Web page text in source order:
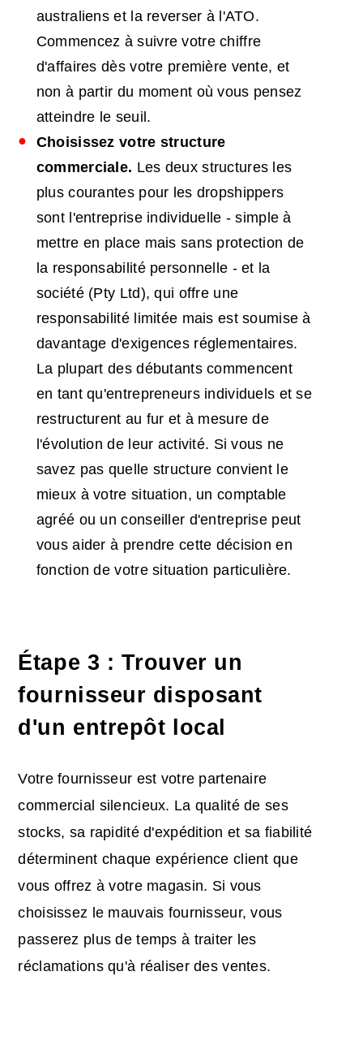
australiens et la reverser à l'ATO.
Commencez à suivre votre chiffre
d'affaires dès votre première vente, et
non à partir du moment où vous pensez
atteindre le seuil.
Choisissez votre structure
commerciale. Les deux structures les
plus courantes pour les dropshippers
sont l'entreprise individuelle - simple à
mettre en place mais sans protection de
la responsabilité personnelle - et la
société (Pty Ltd), qui offre une
responsabilité limitée mais est soumise à
davantage d'exigences réglementaires.
La plupart des débutants commencent
en tant qu'entrepreneurs individuels et se
restructurent au fur et à mesure de
l'évolution de leur activité. Si vous ne
savez pas quelle structure convient le
mieux à votre situation, un comptable
agréé ou un conseiller d'entreprise peut
vous aider à prendre cette décision en
fonction de votre situation particulière.
Étape 3 : Trouver un
fournisseur disposant
d'un entrepôt local
Votre fournisseur est votre partenaire
commercial silencieux. La qualité de ses
stocks, sa rapidité d'expédition et sa fiabilité
déterminent chaque expérience client que
vous offrez à votre magasin. Si vous
choisissez le mauvais fournisseur, vous
passerez plus de temps à traiter les
réclamations qu'à réaliser des ventes.